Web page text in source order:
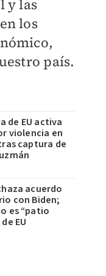
y las
los
país.
de EU activa
violencia en
captura de
acuerdo
con Biden;
es “patio
EU